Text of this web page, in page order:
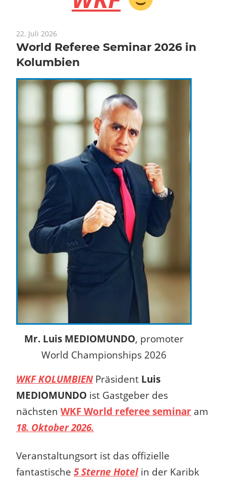
22. Juli 2026
World Referee Seminar 2026 in
Kolumbien
Mr. Luis MEDIOMUNDO, promoter
World Championships 2026
WKF KOLUMBIENPräsident Luis
MEDIOMUNDO ist Gastgeber des
nächsten WKF World referee seminar am
18. Oktober 2026.
Veranstaltungsort ist das offizielle
fantastische 5 Sterne Hotel in der Karibk